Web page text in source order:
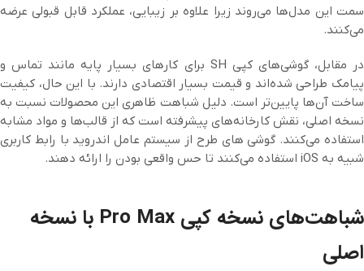
سمت این مدل‌ها می‌روند زیرا علاوه بر زیبایی، عملکرد قابل قبولی عرضه
می‌کنند.
در مقابل، گوشی‌های کپی SH برای کارهای بسیار پایه مانند تماس و
پیامک طراحی شده‌اند و قیمت بسیار اقتصادی دارند. با این حال، کیفیت
ساخت آن‌ها پایین‌تر است. دلیل شباهت ظاهری این محصولات نسبت به
نسخه اصلی، نقش کارخانه‌های پیشرفته است که از قالب‌ها و مواد مشابه
استفاده می‌کنند. گوشی های طرح از سیستم عامل اندروید با رابط کاربری
شبیه به iOS استفاده می‌کنند تا حس واقعی بودن را ارائه دهند.
شباهت‌های نسخه کپی Pro Max با نسخه
اصلی